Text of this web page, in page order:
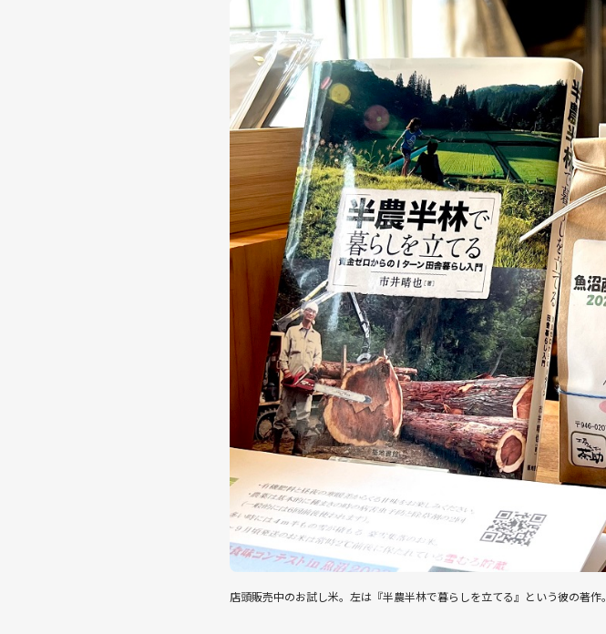
店頭販売中のお試し米。左は『半農半林で暮らしを立てる』という彼の著作。